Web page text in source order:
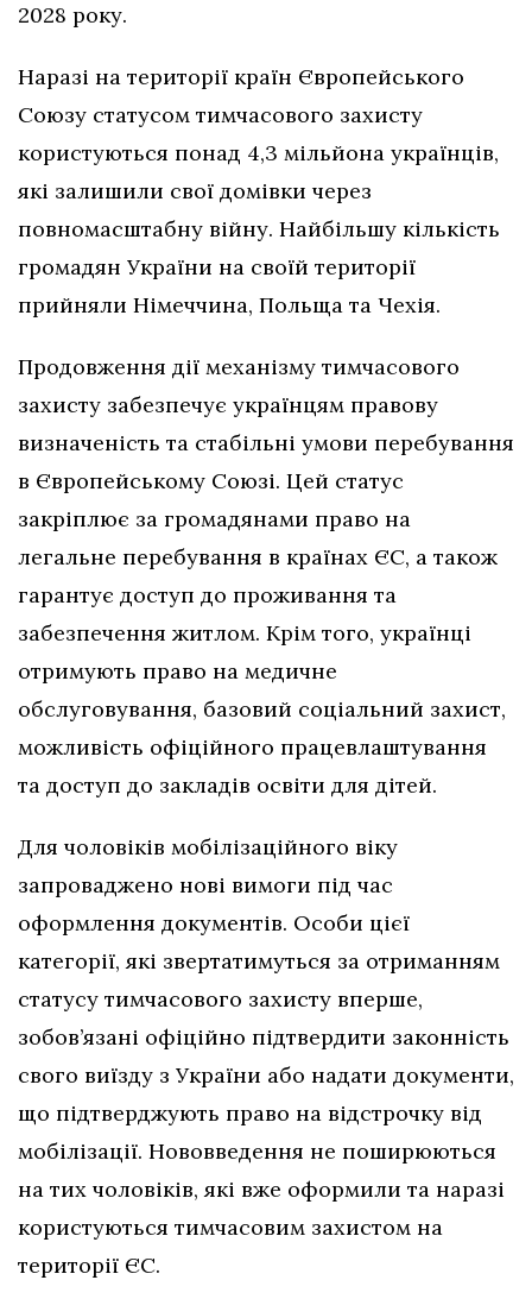
2028 року.
Наразі на території країн Європейського
Союзу статусом тимчасового захисту
користуються понад 4,3 мільйона українців,
які залишили свої домівки через
повномасштабну війну. Найбільшу кількість
громадян України на своїй території
прийняли Німеччина, Польща та Чехія.
Продовження дії механізму тимчасового
захисту забезпечує українцям правову
визначеність та стабільні умови перебування
в Європейському Союзі. Цей статус
закріплює за громадянами право на
легальне перебування в країнах ЄС, а також
гарантує доступ до проживання та
забезпечення житлом. Крім того, українці
отримують право на медичне
обслуговування, базовий соціальний захист,
можливість офіційного працевлаштування
та доступ до закладів освіти для дітей.
Для чоловіків мобілізаційного віку
запроваджено нові вимоги під час
оформлення документів. Особи цієї
категорії, які звертатимуться за отриманням
статусу тимчасового захисту вперше,
зобов’язані офіційно підтвердити законність
свого виїзду з України або надати документи,
що підтверджують право на відстрочку від
мобілізації. Нововведення не поширюються
на тих чоловіків, які вже оформили та наразі
користуються тимчасовим захистом на
території ЄС.